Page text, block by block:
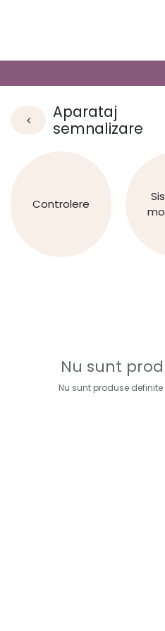
Aparataj
semnalizare
Controlere
Nu sunt
Nu sunt produse